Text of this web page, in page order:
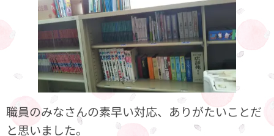
職員のみなさんの素早い対応、ありがたいことだ
と思いました。